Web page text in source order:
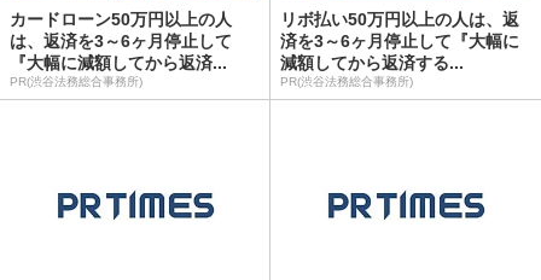
カードローン50万円以上の人
は、返済を3～6ヶ月停止して
『大幅に減額してから返済...
PR(渋谷法務総合事務所)
リボ払い50万円以上の人は、返
済を3～6ヶ月停止して『大幅に
減額してから返済する...
PR(渋谷法務総合事務所)